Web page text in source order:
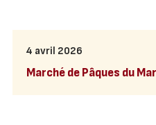
4 avril 2026
Marché de Pâques du